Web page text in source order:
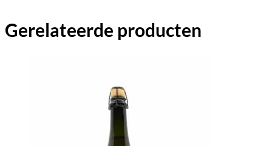
Gerelateerde producten